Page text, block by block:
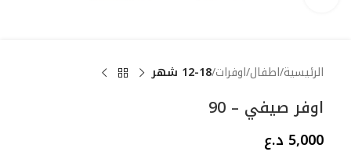
الرئيسية اطفال اوفرات 12-18 شهر
اوفر صيفي – 90
5,000 د.ع